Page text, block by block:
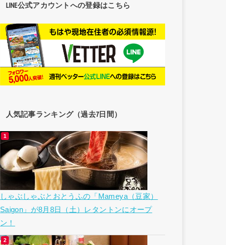
LINE公式アカウントへの登録はこちら
人気記事ランキング（過去7日間）
しゃぶしゃぶとおとうふの「Mameya（豆家）
Saigon」が8月8日（土）レタントンにオープ
ン！